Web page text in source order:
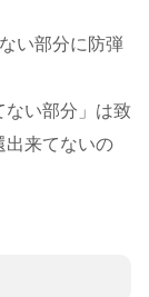
い部分に防弾
ない部分」は致
出来てないの